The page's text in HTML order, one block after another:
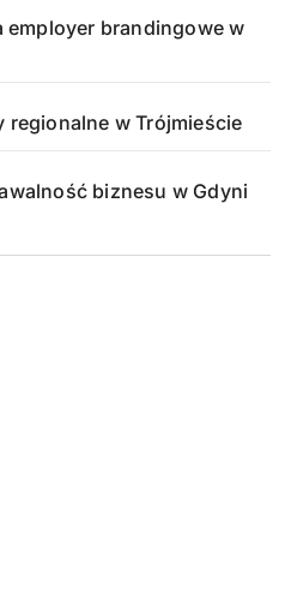
employer brandingowe w
w Trójmieście
biznesu w Gdyni